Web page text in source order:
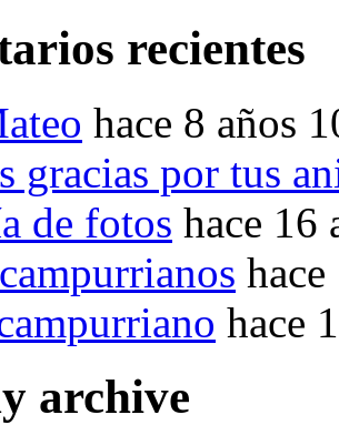
recientes
hace 8 años
gracias por tus
de fotos hace 16
hace
archive